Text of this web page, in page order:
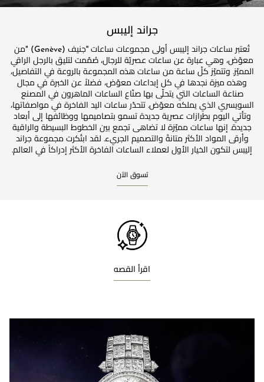
جراند إليبس
تُعتبر ساعات جراند إليبس أولى مجموعات ساعات ''جنيف (Genève) "من
معوّض، وهي عبارة عن ساعات عصريّة للرجال، صُمّمت لتليق بالرجل الراقي
المميّز. وتتميّز كلّ ساعة من ساعات هذه المجموعة بالروعة في التفاصيل،
وهذه ميزة نجدها في كل إبداعات معوّض، فضلاً عن الخبرة في مجال
صناعة الساعات التي يتحلّى بها صنّاع الساعات الماهرون في المصنع
السويسري الذي يملكه معوّض. تتحدّر ساعات اليد الفاخرة في مواصفاتها،
وتأتي اليوم بطرازات عصرية جديدة تسمو بتصاميمها ووظائفها إلى أبعاد
جديدة. إنها ساعات مميّزة لا تضاهى تجمع بين الخطوط البسيطة والراقية
وأرقى المواد الأكثر متانةً والتصميم الجريء. لقد ابتُكرت مجموعة جراند
إليبس لتكون الخيار الأول لعملاء الساعات الفاخرة الأكثر إدراكاً في العالم.
تسوق الآن
اقرأ القصه